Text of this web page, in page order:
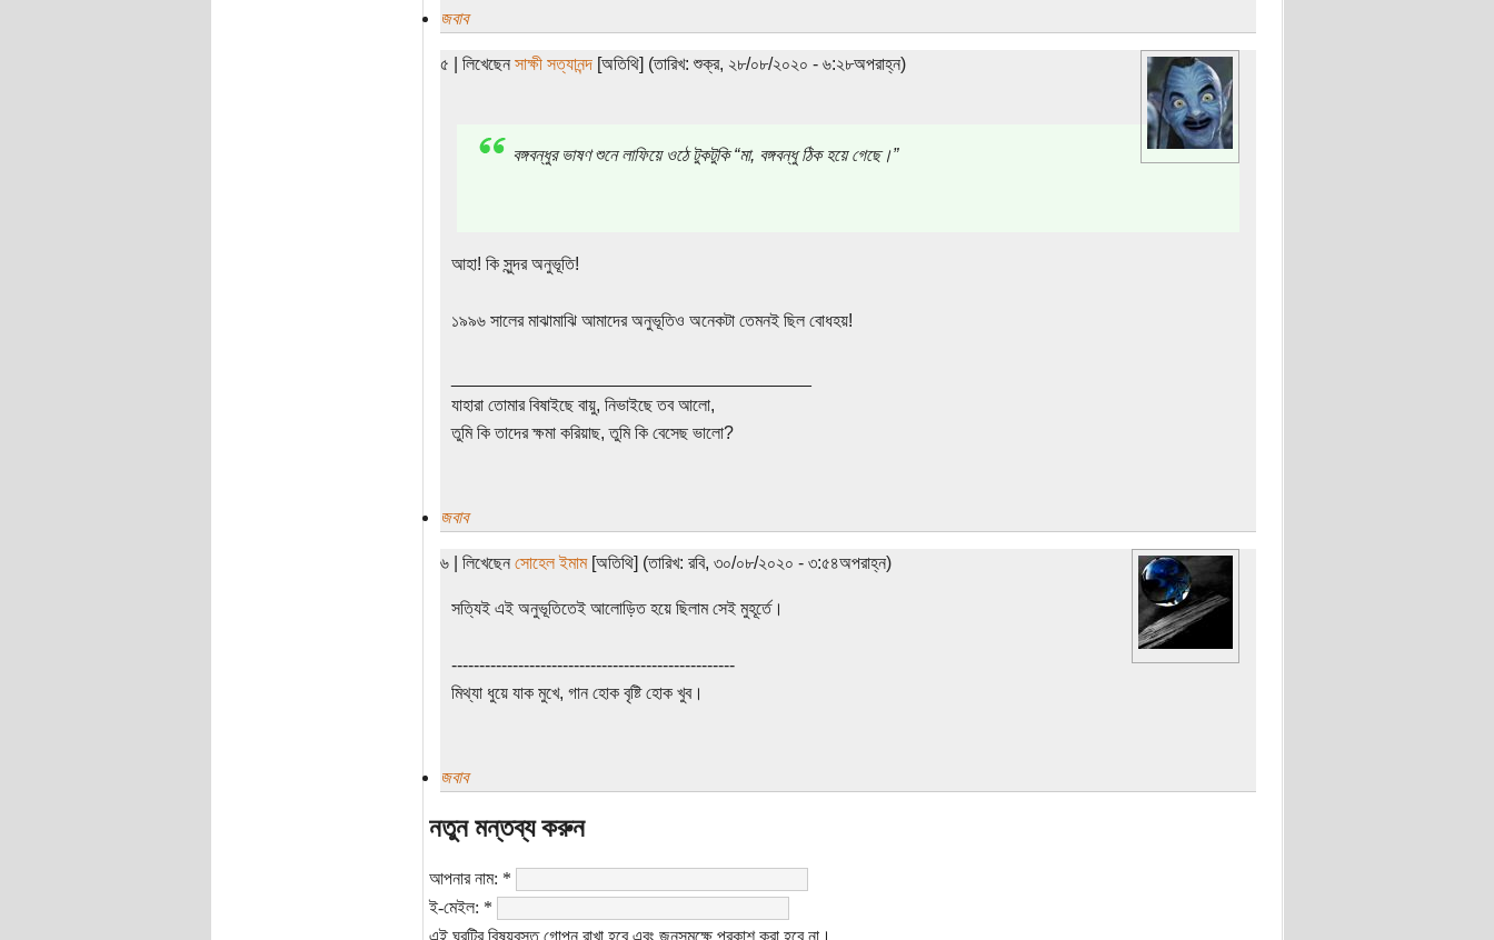
জবাব
৫ | লিখেছেন সাক্ষী সত্যানন্দ[অতিথি] (তারিখ: শুক্র, ২৮/০৮/২০২০ - ৬:২৮অপরাহ্ন)
বঙ্গবন্ধুর ভাষণ শুনে লাফিয়ে ওঠে টুকটুকি “মা, বঙ্গবন্ধু ঠিক হয়ে গেছে।”
আহা! কি সুন্দর অনুভূতি!
১৯৯৬ সালের মাঝামাঝি আমাদের অনুভূতিও অনেকটা তেমনই ছিল বোধহয়!
যাহারা তোমার বিষাইছে বায়ু, নিভাইছে তব আলো,
তুমি কি তাদের ক্ষমা করিয়াছ, তুমি কি বেসেছ ভালো?
জবাব
৬ | লিখেছেন সোহেল ইমাম[অতিথি] (তারিখ: রবি, ৩০/০৮/২০২০ - ৩:৫৪অপরাহ্ন)
সত্যিই এই অনুভূতিতেই আলোড়িত হয়ে ছিলাম সেই মুহূর্তে।
---------------------------------------------------
মিথ্যা ধুয়ে যাক মুখে, গান হোক বৃষ্টি হোক খুব।
জবাব
নতুন মন্তব্য করুন
আপনার নাম: *
ই-মেইল: *
এই ঘরটির বিষয়বস্তু গোপন রাখা হবে এবং জনসমক্ষে প্রকাশ করা হবে না।